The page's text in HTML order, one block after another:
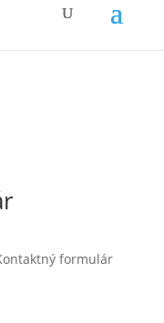
formulár